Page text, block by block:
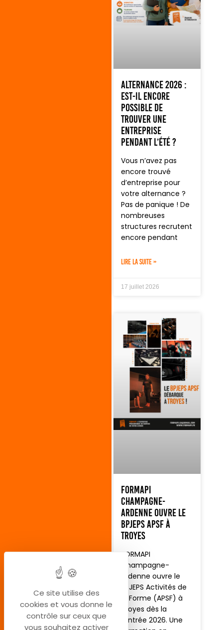
Alternance 2026 :
est-il encore
possible de
trouver une
entreprise
pendant l’été ?
Vous n’avez pas
encore trouvé
d’entreprise pour
votre alternance ?
Pas de panique ! De
nombreuses
structures recrutent
encore pendant
LIRE LA SUITE »
17 juillet 2026
FORMAPI
Champagne-
Ardenne ouvre le
BPJEPS APSF à
Troyes
FORMAPI
Champagne-
Ardenne ouvre le
BPJEPS Activités de
la Forme (APSF) à
Troyes dès la
rentrée 2026. Une
Ce site utilise des
cookies et vous donne le
contrôle sur ceux que
vous souhaitez activer